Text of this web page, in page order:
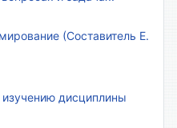
(Составитель Е.
дисциплины